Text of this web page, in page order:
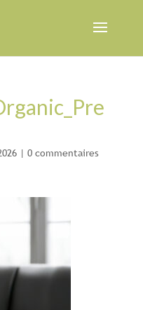
| 0 commentaires